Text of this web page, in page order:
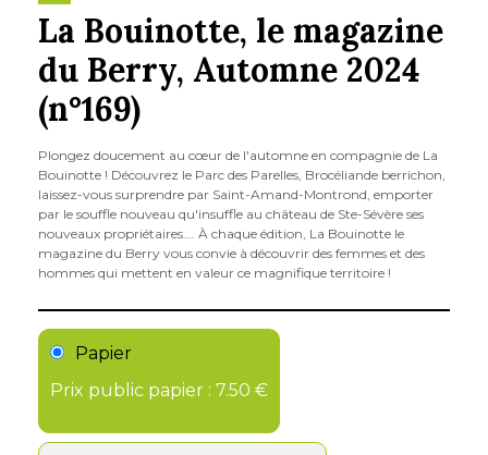
La Bouinotte, le magazine
du Berry, Automne 2024
(n°169)
Plongez doucement au cœur de l'automne en compagnie de La
Bouinotte ! Découvrez le Parc des Parelles, Brocéliande berrichon,
laissez-vous surprendre par Saint-Amand-Montrond, emporter
par le souffle nouveau qu'insuffle au château de Ste-Sévère ses
nouveaux propriétaires…. À chaque édition, La Bouinotte le
magazine du Berry vous convie à découvrir des femmes et des
hommes qui mettent en valeur ce magnifique territoire !
Papier
Prix public papier : 7.50 €